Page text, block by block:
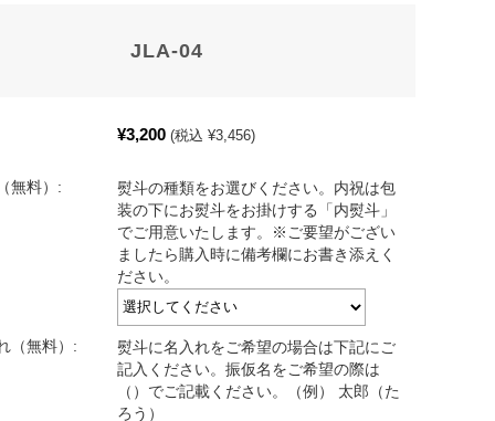
JLA-04
¥3,200 (税込 ¥3,456)
無料）:
熨斗の種類をお選びください。内祝は包
装の下にお熨斗をお掛けする「内熨斗」
でご用意いたします。※ご要望がござい
ましたら購入時に備考欄にお書き添えく
ださい。
（無料）:
熨斗に名入れをご希望の場合は下記にご
記入ください。振仮名をご希望の際は
（）でご記載ください。（例） 太郎（た
ろう）